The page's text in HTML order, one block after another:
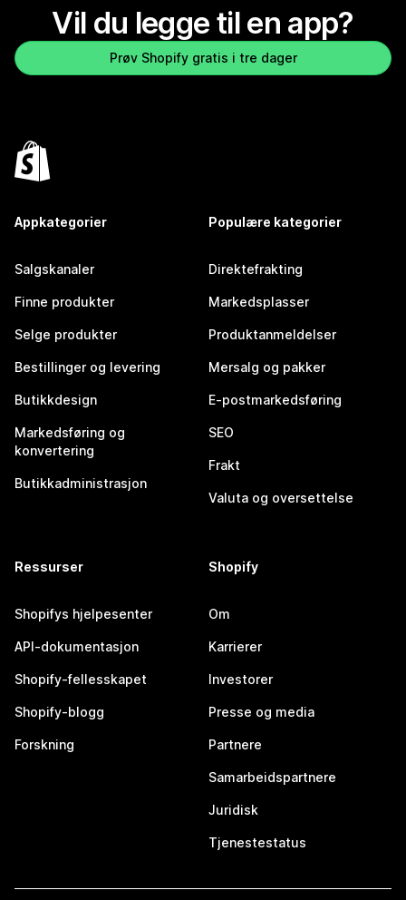
Vil du legge til en app?
Prøv Shopify gratis i tre dager
Appkategorier
Salgskanaler
Finne produkter
Selge produkter
Bestillinger og levering
Butikkdesign
Markedsføring og
konvertering
Butikkadministrasjon
Populære kategorier
Direktefrakting
Markedsplasser
Produktanmeldelser
Mersalg og pakker
E-postmarkedsføring
SEO
Frakt
Valuta og oversettelse
Ressurser
Shopifys hjelpesenter
API-dokumentasjon
Shopify-fellesskapet
Shopify-blogg
Forskning
Shopify
Om
Karrierer
Investorer
Presse og media
Partnere
Samarbeidspartnere
Juridisk
Tjenestestatus